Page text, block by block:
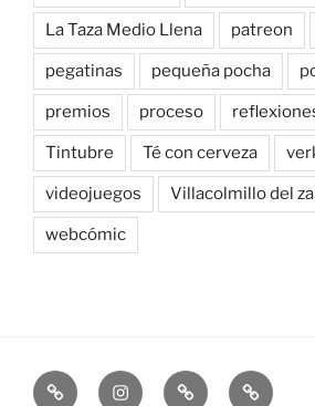
La Taza Medio Llena patreon
pegatinas pequeña pocha
premios proceso
Tintubre Té con cerveza
videojuegos Villacolmillo del
webcómic
NewsletterInstagramBluesky Patreon